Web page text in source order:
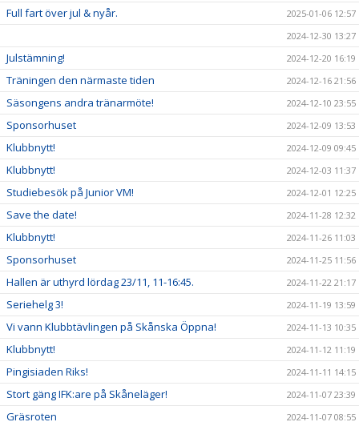
Full fart över jul & nyår.
2025-01-06 12:57
2024-12-30 13:27
Julstämning! 2024-12-20 16:19
Träningen den närmaste tiden 2024-12-16 21:56
Säsongens andra tränarmöte! 2024-12-10 23:55
Sponsorhuset 2024-12-09 13:53
Klubbnytt! 2024-12-09 09:45
Klubbnytt! 2024-12-03 11:37
Studiebesök på Junior VM! 2024-12-01 12:25
Save the date! 2024-11-28 12:32
Klubbnytt! 2024-11-26 11:03
Sponsorhuset 2024-11-25 11:56
Hallen är uthyrd lördag 23/11, 11-16:45. 2024-11-22 21:17
Seriehelg 3! 2024-11-19 13:59
Vi vann Klubbtävlingen på Skånska Öppna! 2024-11-13 10:35
Klubbnytt! 2024-11-12 11:19
Pingisiaden Riks! 2024-11-11 14:15
Stort gäng IFK:are på Skåneläger! 2024-11-07 23:39
Gräsroten 2024-11-07 08:55